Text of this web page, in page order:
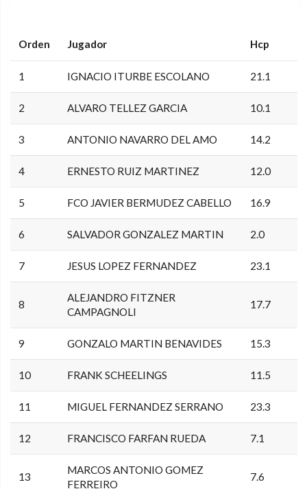
Orden Jugador Hcp
1 IGNACIO ITURBE ESCOLANO 21.1
2 ALVARO TELLEZ GARCIA 10.1
3 ANTONIO NAVARRO DEL AMO 14.2
4 ERNESTO RUIZ MARTINEZ 12.0
5 FCO JAVIER BERMUDEZ CABELLO 16.9
6 SALVADOR GONZALEZ MARTIN 2.0
7 JESUS LOPEZ FERNANDEZ 23.1
8
ALEJANDRO FITZNER
CAMPAGNOLI
17.7
9 GONZALO MARTIN BENAVIDES 15.3
10 FRANK SCHEELINGS 11.5
11 MIGUEL FERNANDEZ SERRANO 23.3
12 FRANCISCO FARFAN RUEDA 7.1
13
MARCOS ANTONIO GOMEZ
FERREIRO
7.6